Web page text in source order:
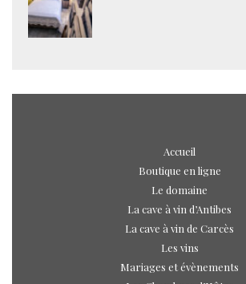
Accueil
Boutique en ligne
Le domaine
La cave à vin d’Antibes
La cave à vin de Carcès
Les vins
Mariages et évènements